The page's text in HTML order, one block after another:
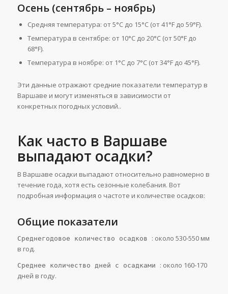
Осень (сентябрь – ноябрь)
Средняя температура: от 5°C до 15°C (от 41°F до 59°F).
Температура в сентябре: от 10°C до 20°C (от 50°F до
68°F).
Температура в ноябре: от 1°C до 7°C (от 34°F до 45°F).
Эти данные отражают средние показатели температур в
Варшаве и могут изменяться в зависимости от
конкретных погодных условий.​​​​​.
Как часто в Варшаве
выпадают осадки?
В Варшаве осадки выпадают относительно равномерно в
течение года, хотя есть сезонные колебания. Вот
подробная информация о частоте и количестве осадков:
Общие показатели
Среднегодовое количество осадков : около 530-550 мм
в год.
Среднее количество дней с осадками : около 160-170
дней в году.